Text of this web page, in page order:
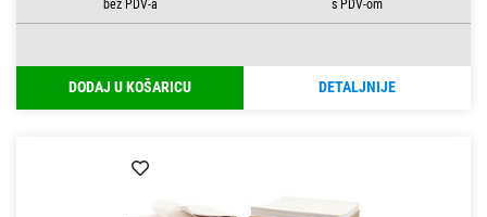
DODAJ U KOŠARICU DETALJNIJE